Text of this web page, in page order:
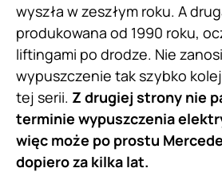
wyszła w zeszłym roku. A
produkowana od 1990 roku,
liftingami po drodze. Nie
wypuszczenie tak szybko
tej serii. Z drugiej strony nie
terminie wypuszczenia
więc może po prostu
dopiero za kilka lat.